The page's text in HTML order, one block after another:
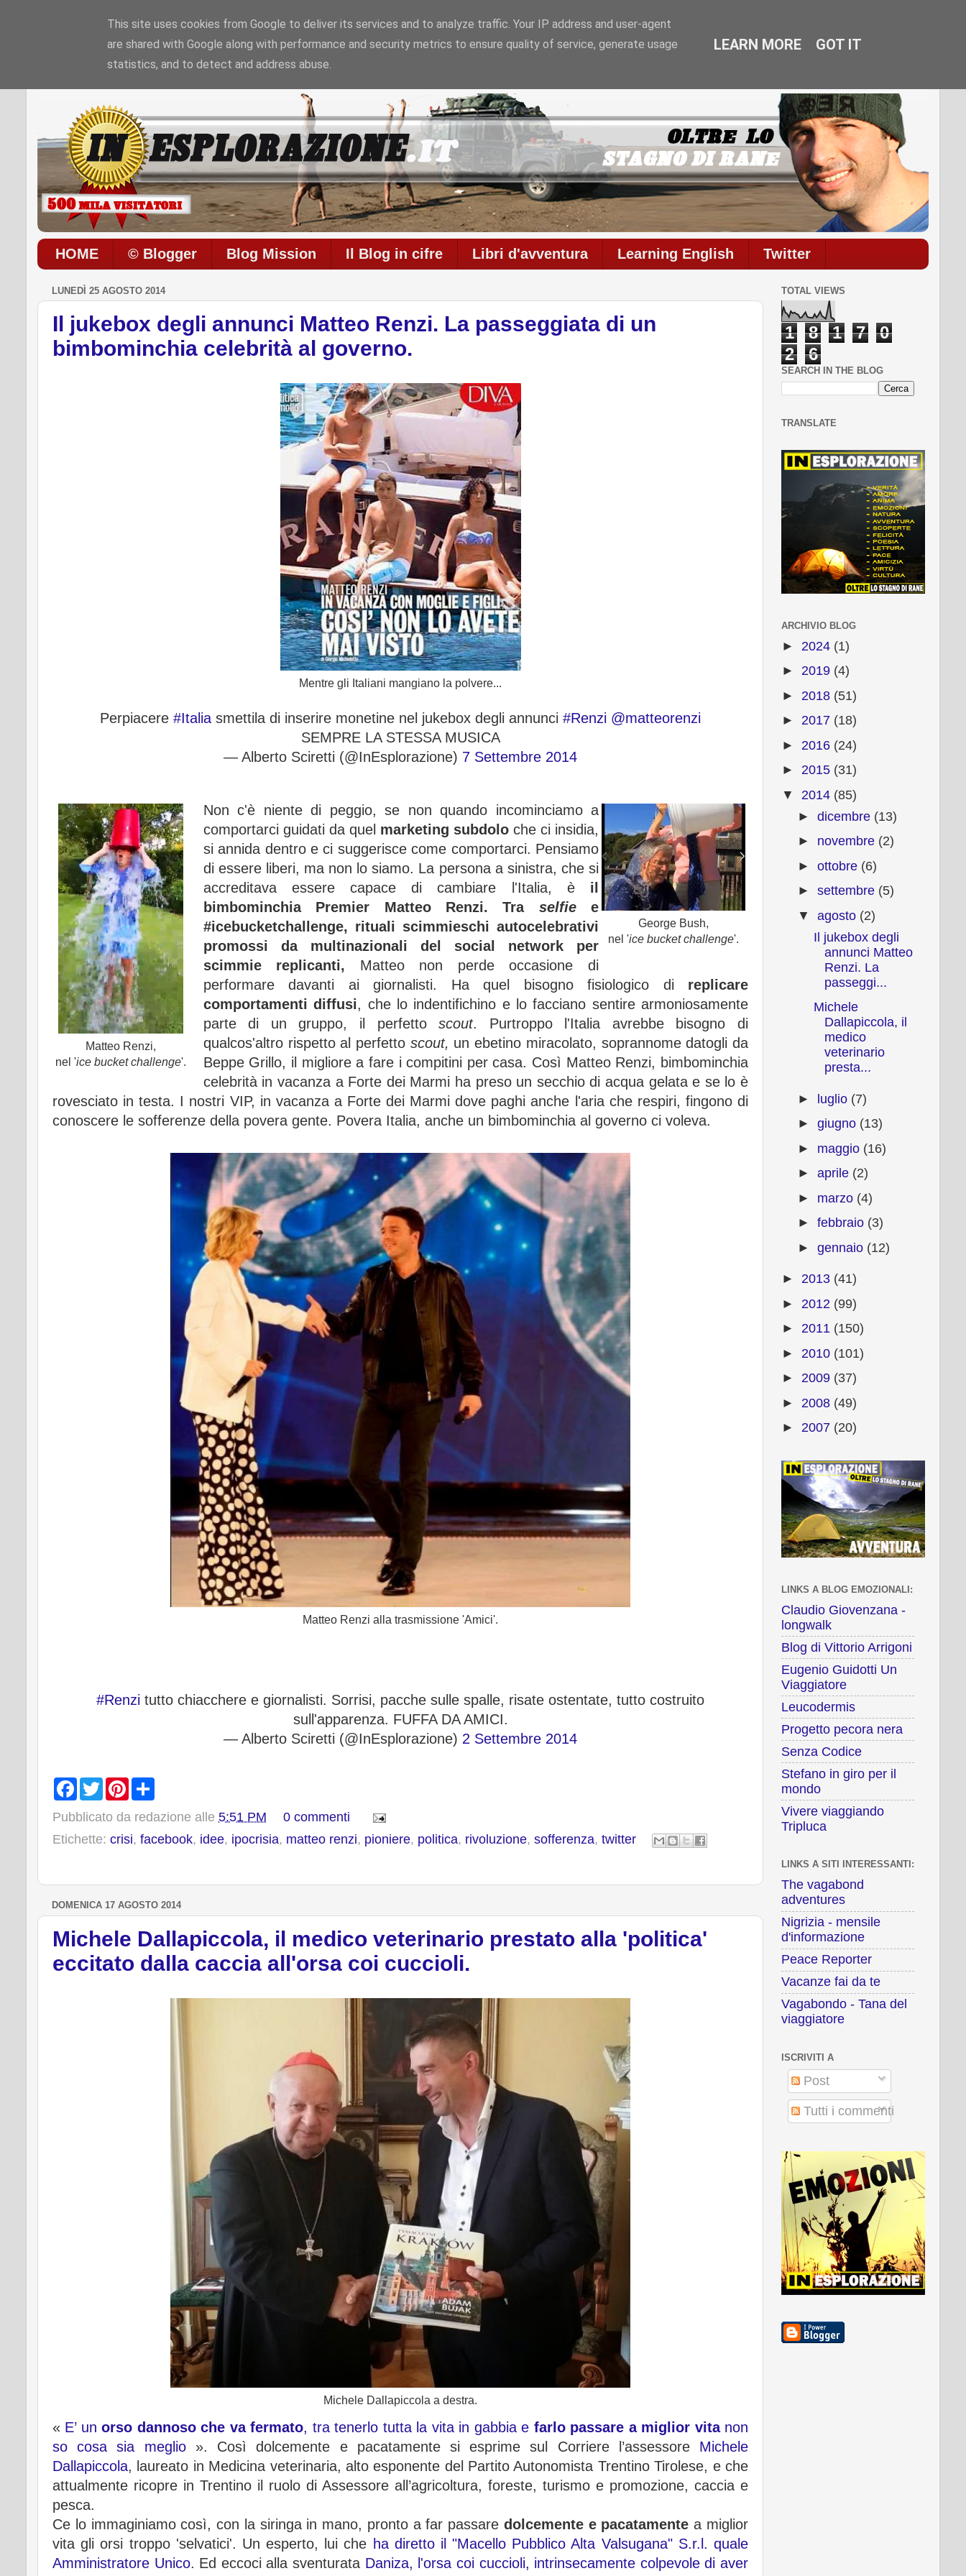
4:41:6 PMdiVenerdì 07 / 08 / 2026Il blog è in onda da
HOME © Blogger Blog Mission Il Blog in cifre Libri d'avventura Learning English Twitter
LUNEDÌ 25 AGOSTO 2014
Il jukebox degli annunci Matteo Renzi. La passeggiata di un
bimbominchia celebrità al governo.
Mentre gli Italiani mangiano la polvere...
Perpiacere #Italia smettila di inserire monetine nel jukebox degli annunci #Renzi @matteorenzi
SEMPRE LA STESSA MUSICA
— Alberto Sciretti (@InEsplorazione) 7 Settembre 2014
Matteo Renzi,
nel 'ice bucket challenge'.
George Bush,
nel 'ice bucket challenge'.
Non c'è niente di peggio, se non quando incominciamo a
comportarci guidati da quel marketing subdoloche ci insidia,
si annida dentro e ci suggerisce come comportarci. Pensiamo
di essere liberi, ma non lo siamo. La persona a sinistra, che si
accreditava essere capace di cambiare l'Italia, è il
bimbominchia Premier Matteo Renzi. Tra selfiee
#icebucketchallenge, rituali scimmieschi autocelebrativi
promossi da multinazionali del social network per
scimmie replicanti, Matteo non perde occasione di
performare davanti ai giornalisti. Ha quel bisogno fisiologico di replicare
comportamenti diffusi, che lo indentifichino e lo facciano sentire armoniosamente
parte di un gruppo, il perfettoscout. Purtroppo l'Italia avrebbe bisogno di
qualcos'altro rispetto al perfetto scout, un ebetino miracolato, soprannome datogli da
Beppe Grillo, il migliore a fare i compitini per casa. Così Matteo Renzi, bimbominchia
celebrità in vacanza a Forte dei Marmi ha preso un secchio di acqua gelata e se lo è
rovesciato in testa. I nostri VIP, in vacanza a Forte dei Marmi dove paghi anche l'aria che respiri, fingono di
conoscere le sofferenze della povera gente. Povera Italia, anche un bimbominchia al governo ci voleva.
Matteo Renzi alla trasmissione 'Amici'.
#Renzi tutto chiacchere e giornalisti. Sorrisi, pacche sulle spalle, risate ostentate, tutto costruito
sull'apparenza. FUFFA DA AMICI.
— Alberto Sciretti (@InEsplorazione) 2 Settembre 2014
F
a
e
o
T
w
t
e
P
t
r
r
Pubblicato da redazione alle 5:51 PM
0 commenti
Etichette: crisi, facebook, idee, ipocrisia, matteo renzi, pioniere, politica, rivoluzione, sofferenza, twitter
DOMENICA 17 AGOSTO 2014
Michele Dallapiccola, il medico veterinario prestato alla 'politica'
eccitato dalla caccia all'orsa coi cuccioli.
Michele Dallapiccola a destra.
« E’ unorso dannoso che va fermato, tra tenerlo tutta la vita in gabbia e farlo passare a miglior vitanon
so cosa sia meglio». Così dolcemente e pacatamente si esprime sul Corriere l’assessore Michele
Dallapiccola, laureato in Medicina veterinaria, alto esponente del Partito Autonomista Trentino Tirolese, e che
attualmente ricopre in Trentino il ruolo di Assessore all’agricoltura, foreste, turismo e promozione, caccia e
pesca.
Ce lo immaginiamo così, con la siringa in mano, pronto a far passare dolcemente e pacatamente a miglior
vita gli orsi troppo 'selvatici'. Un esperto, lui che ha diretto il "Macello Pubblico Alta Valsugana" S.r.l. quale
Amministratore Unico. Ed eccoci alla sventurata Daniza, l'orsa coi cuccioli, intrinsecamente colpevole di aver
TOTAL VIEWS
1 8 1 7
0
2
6
SEARCH IN THE BLOG
TRANSLATE
ARCHIVIO BLOG
► 2024 (1)
► 2019 (4)
► 2018 (51)
► 2017 (18)
► 2016 (24)
► 2015 (31)
▼ 2014 (85)
► dicembre (13)
► novembre (2)
► ottobre (6)
► settembre (5)
▼ agosto (2)
Il jukebox degli
annunci Matteo
Renzi. La
passeggi...
Michele
Dallapiccola, il
medico
veterinario
presta...
► luglio (7)
► giugno (13)
► maggio (16)
► aprile (2)
► marzo (4)
► febbraio (3)
► gennaio (12)
► 2013 (41)
► 2012 (99)
► 2011 (150)
► 2010 (101)
► 2009 (37)
► 2008 (49)
► 2007 (20)
LINKS A BLOG EMOZIONALI:
Claudio Giovenzana -
longwalk
Blog di Vittorio Arrigoni
Eugenio Guidotti Un
Viaggiatore
Leucodermis
Progetto pecora nera
Senza Codice
Stefano in giro per il
mondo
Vivere viaggiando
Tripluca
LINKS A SITI INTERESSANTI:
The vagabond
adventures
Nigrizia - mensile
d'informazione
Peace Reporter
Vacanze fai da te
Vagabondo - Tana del
viaggiatore
ISCRIVITI A
Post
Tutti i commenti
This site uses cookies from Google to deliver its services and to analyze traffic. Your IP address and user-agent
are shared with Google along with performance and security metrics to ensure quality of service, generate usage
statistics, and to detect and address abuse.
LEARN MORE GOT IT